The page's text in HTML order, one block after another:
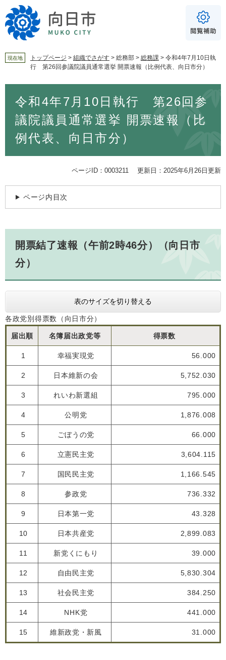
ー
ジ
ニ
ュ
For Foreigners
音声読み上げ
読み上げ 読み上げ設定
やさしい日本語
ふりがな
文字サイズ
現在地 トップページ > 組織でさがす > 総務部 > 総務課 > 令和4年7月10日執
行 第26回参議院議員通常選挙 開票速報（比例代表、向日市分）
令和4年7月10日執行 第26回参
議院議員通常選挙 開票速報（比
例代表、向日市分）
ページID：0003211 更新日：2025年6月26日更新
ページ内目次
開票結了速報（午前2時46分）（向日市
分）
表のサイズを切り替える
各政党別得票数（向日市分）
届出順 名簿届出政党等 得票数
1 幸福実現党 56.000
2 日本維新の会 5,752.030
3 れいわ新選組 795.000
4 公明党 1,876.008
5 ごぼうの党 66.000
6 立憲民主党 3,604.115
7 国民民主党 1,166.545
8 参政党 736.332
9 日本第一党 43.328
10 日本共産党 2,899.083
11 新党くにもり 39.000
12 自由民主党 5,830.304
13 社会民主党 384.250
14 NHK党 441.000
15 維新政党・新風 31.000